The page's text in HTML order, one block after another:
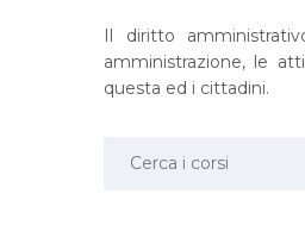
Il diritto
amministrazione, le
questa ed i cittadini.